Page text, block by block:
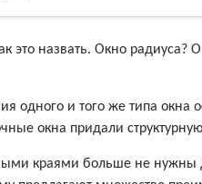
это назвать. Окно радиуса?
одного и того же типа
окна придали
краями больше не